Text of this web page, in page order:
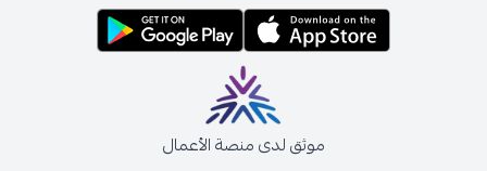
موثق لدى منصة الأعمال